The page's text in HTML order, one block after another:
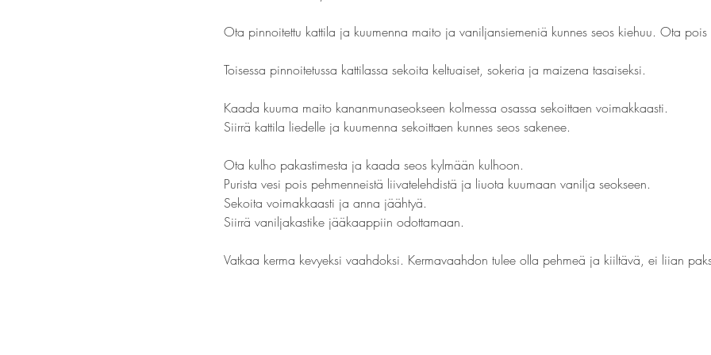
Ota pinnoitettu kattila ja kuumenna maito ja vaniljansiemeniä kunnes seos kiehuu. Ota pois
Toisessa pinnoitetussa kattilassa sekoita keltuaiset, sokeria ja maizena tasaiseksi.
Kaada kuuma maito kananmunaseokseen kolmessa osassa sekoittaen voimakkaasti.
Siirrä kattila liedelle ja kuumenna sekoittaen kunnes seos sakenee.
Ota kulho pakastimesta ja kaada seos kylmään kulhoon.
Purista vesi pois pehmenneistä liivatelehdistä ja liuota kuumaan vanilja seokseen.
Sekoita voimakkaasti ja anna jäähtyä.
Siirrä vaniljakastike jääkaappiin odottamaan.
Vatkaa kerma kevyeksi vaahdoksi. Kermavaahdon tulee olla pehmeä ja kiiltävä, ei liian